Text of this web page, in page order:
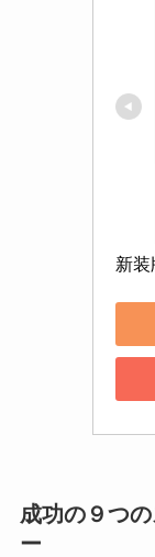
新装
成功の９つ
ー